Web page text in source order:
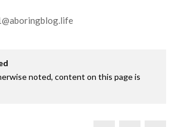
noted, content on this page is